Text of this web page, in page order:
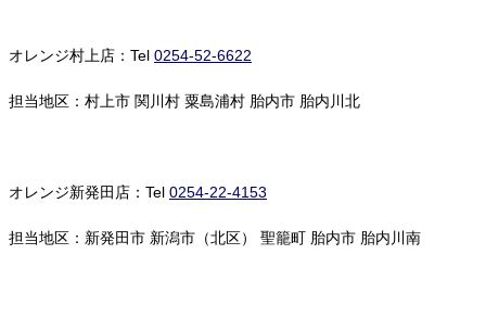
オレンジ村上店：Tel 0254-52-6622
担当地区：村上市 関川村 粟島浦村 胎内市 胎内川北
オレンジ新発田店：Tel 0254-22-4153
担当地区：新発田市 新潟市（北区） 聖籠町 胎内市 胎内川南